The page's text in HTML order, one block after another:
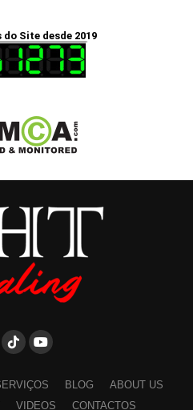
Site desde 2019
BLOG
ABOUT US
VIDEOS CONTACTOS